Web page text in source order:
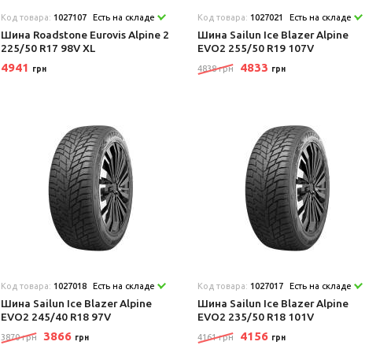
Код товара: 1027107 Есть на складе
Шина Roadstone Eurovis Alpine 2
225/50 R17 98V XL
4941 грн
Код товара: 1027021 Есть на складе
Шина Sailun Ice Blazer Alpine
EVO2 255/50 R19 107V
4838 грн 4833 грн
Код товара: 1027018 Есть на складе
Шина Sailun Ice Blazer Alpine
EVO2 245/40 R18 97V
3870 грн 3866 грн
Код товара: 1027017 Есть на складе
Шина Sailun Ice Blazer Alpine
EVO2 235/50 R18 101V
4161 грн 4156 грн